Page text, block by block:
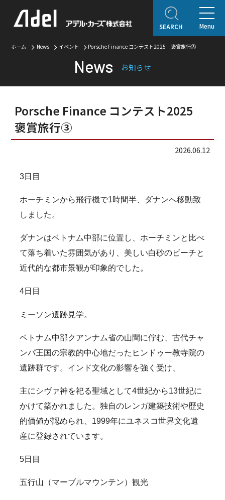
SEARCH
ホーム News イベント Porsche Finance コンテスト2025 褒賞旅行③
News お知らせ
Porsche Finance コンテスト2025
褒賞旅行③
2026.06.12
3日目
ホーチミンから飛行機で1時間半、ダナンへ移動致
しました。
ダナンはベトナム中部に位置し、ホーチミンと比べ
て落ち着いた雰囲気があり、美しい白砂のビーチと
近代的な都市景観が印象的でした。
4日目
ミーソン遺跡見学。
ベトナム中部クアンナム省の山間に佇む、古代チャ
ンパ王国の宗教的中心地だったヒンドゥー教寺院の
遺跡群です。インド文化の影響を強く受け、
主にシヴァ神を祀る聖域として4世紀から13世紀に
かけて築かれました。独自のレンガ建築技術や歴史
的価値が認められ、1999年にユネスコ世界文化遺
産に登録されています。
5日目
五行山（マーブルマウンテン）観光
Menu
ホーム
企業情報
ご挨拶会社概要Adel Pressアクセス
取り扱いブランド
アフターサービス
採用情報
新卒採用キャリア採用
プライバシーポリシー
ポルシェセンター熊本
プジョー熊本
シトロエン熊本